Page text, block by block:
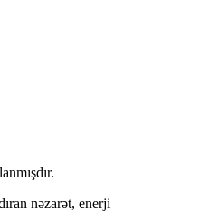
nəzarət, enerji